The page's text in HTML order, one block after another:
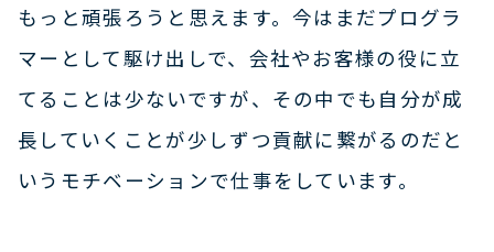
もっと頑張ろうと思えます。今はまだプログラ
マーとして駆け出しで、会社やお客様の役に立
てることは少ないですが、その中でも自分が成
長していくことが少しずつ貢献に繋がるのだと
いうモチベーションで仕事をしています。